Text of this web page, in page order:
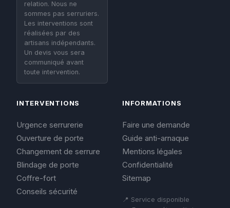
relation. Nous ne
sommes pas serruriers.
Les interventions sont
réalisées par des
artisans indépendants.
Un devis vous sera
communiqué avant
toute intervention.
INTERVENTIONS
Urgence serrurerie
Ouverture de porte
Changement de serrure
Blindage de porte
Coffre-fort
Conseils sécurité
INFORMATIONS
Faire une demande
Guide anti-arnaque
Mentions légales
Confidentialité
Sitemap
📍 Service disponible